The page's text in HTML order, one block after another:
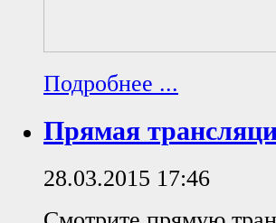
Подробнее ...
Прямая
28.03.2015 17:46